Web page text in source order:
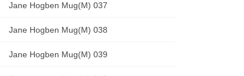
Jane Hogben Mug(M) 037
Jane Hogben Mug(M) 038
Jane Hogben Mug(M) 039